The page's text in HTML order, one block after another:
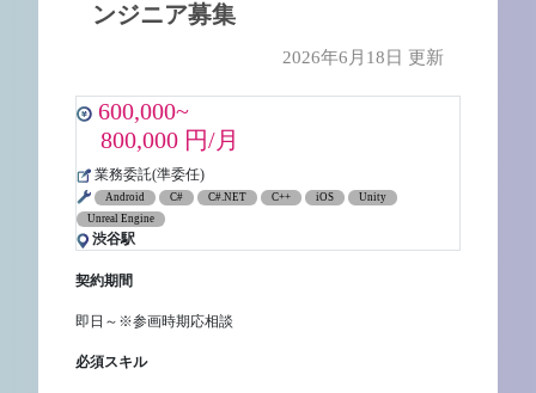
ンジニア募集
2026年6月18日 更新
600,000~
800,000 円/月
業務委託(準委任)
Android C# C#.NET C++ iOS
Unity
Unreal Engine
渋谷駅
契約期間
即日～※参画時期応相談
必須スキル